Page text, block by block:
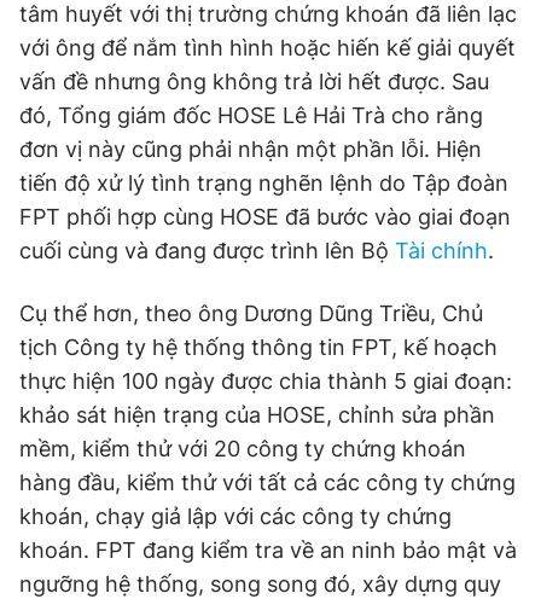
tâm huyết với thị trường chứng khoán đã liên lạc
với ông để nắm tình hình hoặc hiến kế giải quyết
vấn đề nhưng ông không trả lời hết được. Sau
đó, Tổng giám đốc HOSE Lê Hải Trà cho rằng
đơn vị này cũng phải nhận một phần lỗi. Hiện
tiến độ xử lý tình trạng nghẽn lệnh do Tập đoàn
FPT phối hợp cùng HOSE đã bước vào giai đoạn
cuối cùng và đang được trình lên Bộ Tài chính.
Cụ thể hơn, theo ông Dương Dũng Triều, Chủ
tịch Công ty hệ thống thông tin FPT, kế hoạch
thực hiện 100 ngày được chia thành 5 giai đoạn:
khảo sát hiện trạng của HOSE, chỉnh sửa phần
mềm, kiểm thử với 20 công ty chứng khoán
hàng đầu, kiểm thử với tất cả các công ty chứng
khoán, chạy giả lập với các công ty chứng
khoán. FPT đang kiểm tra về an ninh bảo mật và
ngưỡng hệ thống, song song đó, xây dựng quy